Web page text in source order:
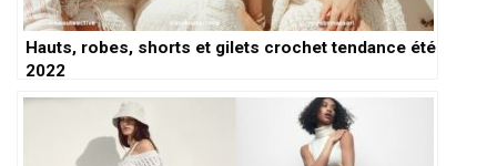
Hauts, robes, shorts et gilets crochet tendance été
2022